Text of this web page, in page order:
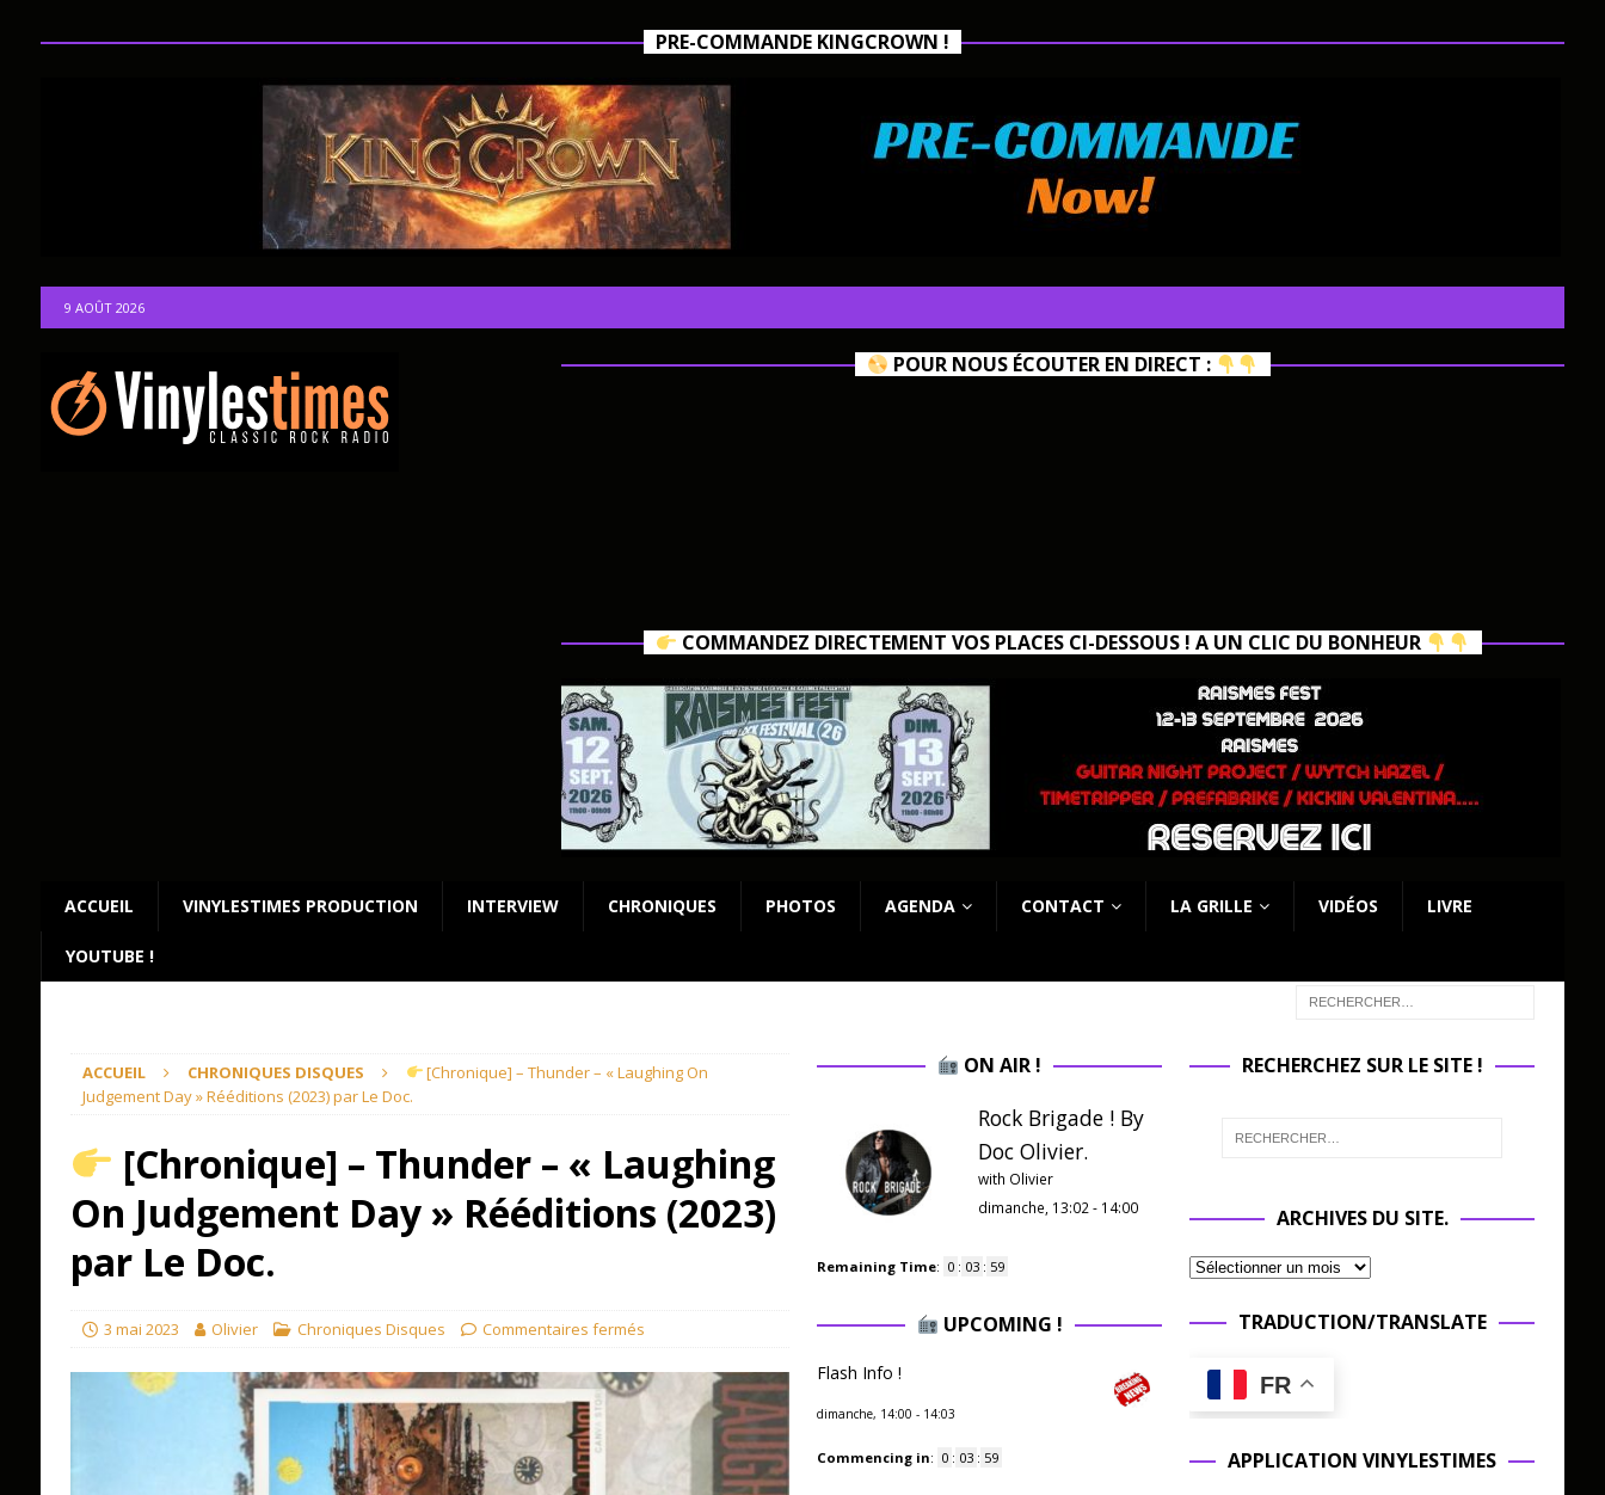
PRE-COMMANDE KINGCROWN !
9 AOÛT 2026
POUR NOUS ÉCOUTER EN DIRECT :
COMMANDEZ DIRECTEMENT VOS PLACES CI-DESSOUS ! A UN CLIC DU BONHEUR
ACCUEIL VINYLESTIMES PRODUCTION INTERVIEW CHRONIQUES PHOTOS AGENDA CONTACT LA GRILLE VIDÉOS LIVRE
YOUTUBE !
ACCUEIL CHRONIQUES DISQUES
[Chronique] – Thunder – « Laughing On
Judgement Day » Rééditions (2023) par Le Doc.
[Chronique] – Thunder – « Laughing
On Judgement Day » Rééditions (2023)
par Le Doc.
3 mai 2023 Olivier Chroniques Disques Commentaires fermés
ON AIR !
Rock Brigade ! By
Doc Olivier.
with Olivier
dimanche, 13:02 - 14:00
Remaining Time: 0 : 03 : 58
UPCOMING !
Flash Info !
dimanche, 14:00 - 14:03
Commencing in: 0 : 03 : 58
RECHERCHEZ SUR LE SITE !
ARCHIVES DU SITE.
TRADUCTION/TRANSLATE
FR
APPLICATION VINYLESTIMES